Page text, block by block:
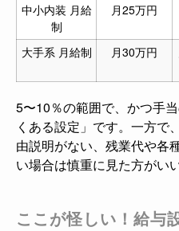
中小内装 月給
制
月25万円
大手系 月給制 月30万円
5〜10％の範囲で、かつ手
くある設定」です。一方で
由説明がない、残業代や各
い場合は慎重に見た方がい
ここが怪しい！給与